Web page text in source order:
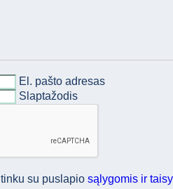
El. pašto adresas
Slaptažodis
su puslapio sąlygomis ir